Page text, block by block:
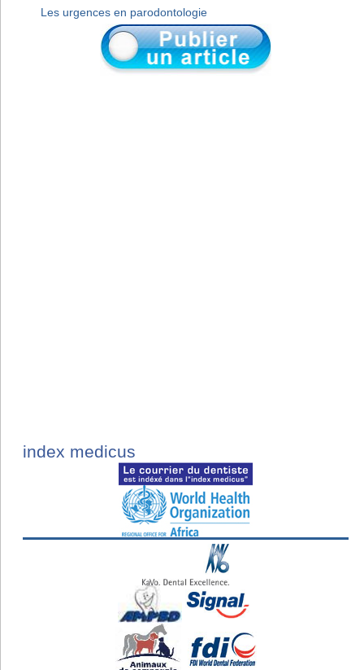
Les urgences en parodontologie
index medicus